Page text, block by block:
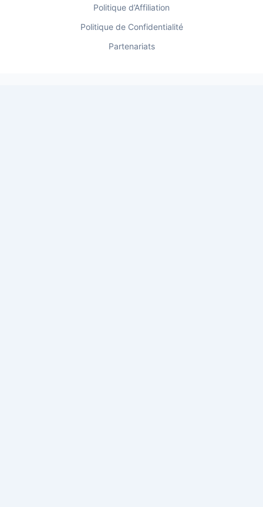
Politique d’Affiliation
Politique de Confidentialité
Partenariats